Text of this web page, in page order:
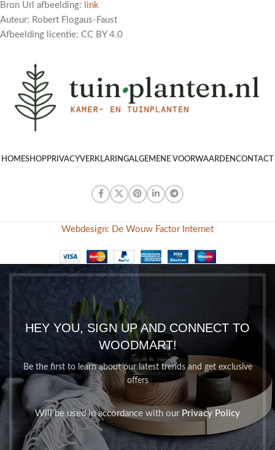
Bron Url afbeelding:
link
Auteur: Robert Flogaus-Faust
Afbeelding licentie: CC BY 4.0
HOMESHOPPRIVACYVERKLARINGALGEMENE VOORWAARDENCONTACT
Webdesign: De Wouw Factor Internet
HEY YOU, SIGN UP AND CONNECT TO
WOODMART!
Be the first to learn about our latest trends and get exclusive
offers
Will be used in accordance with our Privacy Policy